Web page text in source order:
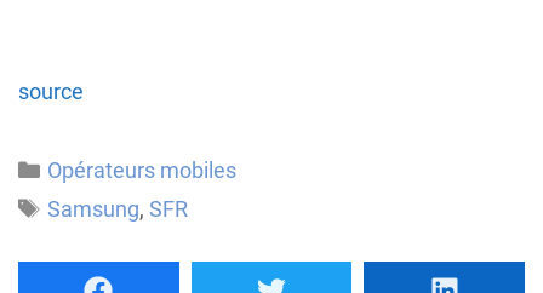
source
Catégories
Opérateurs mobiles
Étiquettes
Samsung, SFR